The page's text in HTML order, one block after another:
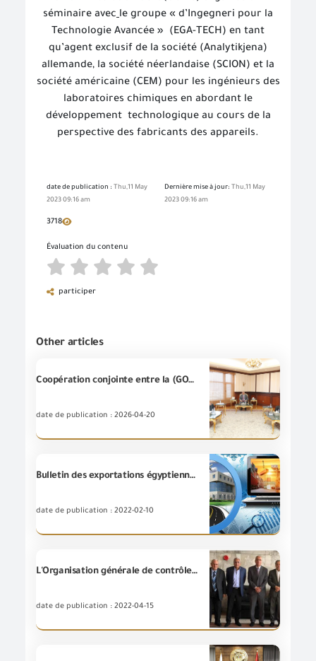
séminaire avec le groupe « d’Ingegneri pour la
Technologie Avancée »
(EGA-TECH) en tant
qu’agent exclusif de la société (Analytikjena)
allemande, la société néerlandaise (SCION) et la
société américaine (CEM) pour les ingénieurs des
laboratoires chimiques en abordant le
développement technologique au cours de la
perspective des fabricants des appareils.
date de publication : Thu,11 May
2023 09:16 am
Dernière mise à jour: Thu,11 May
2023 09:16 am
3718
Évaluation du contenu
participer
Other articles
Coopération conjointe entre la (GOEIC) et le Ministère de la Production militaire pour soutenir la localisation de l'industrie et réduire la dépendance à l'égard des importations.
date de publication : 2026-04-20
Bulletin des exportations égyptiennes de l’année 2021
date de publication : 2022-02-10
L'Organisation générale de contrôle des exportations et des importations signe un protocole de coopération conjoint avec la Chambre des industries chimiques de la Fédération des industries égyptiennes
date de publication : 2022-04-15